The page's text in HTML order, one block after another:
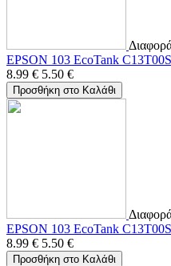
EPSON 103 EcoTank
8.99 € 5.50 €
Προσθήκη στο Καλάθι
EPSON 103 EcoTank
8.99 € 5.50 €
Προσθήκη στο Καλάθι